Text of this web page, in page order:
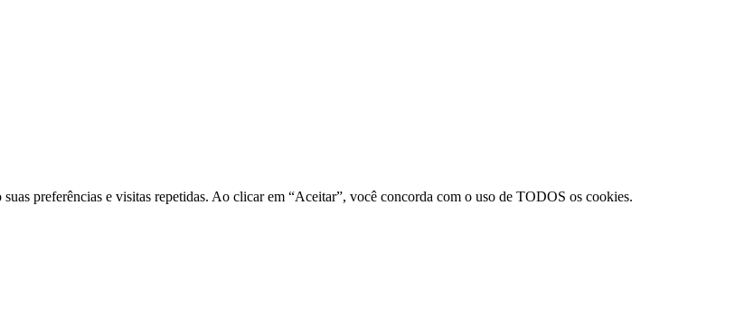
preferências e visitas repetidas. Ao clicar em “Aceitar”, você concorda com o uso de TODOS os cookies.